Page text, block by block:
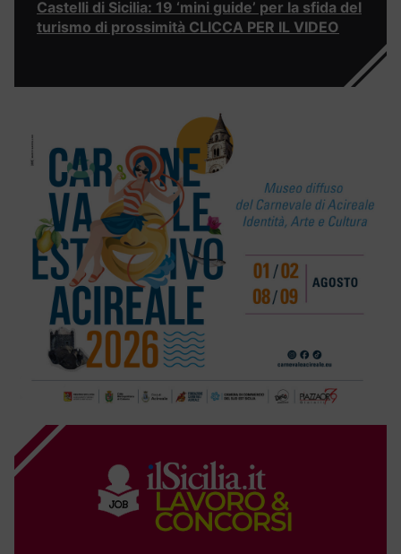
Castelli di Sicilia: 19 ‘mini guide’ per la sfida del
turismo di prossimità CLICCA PER IL VIDEO